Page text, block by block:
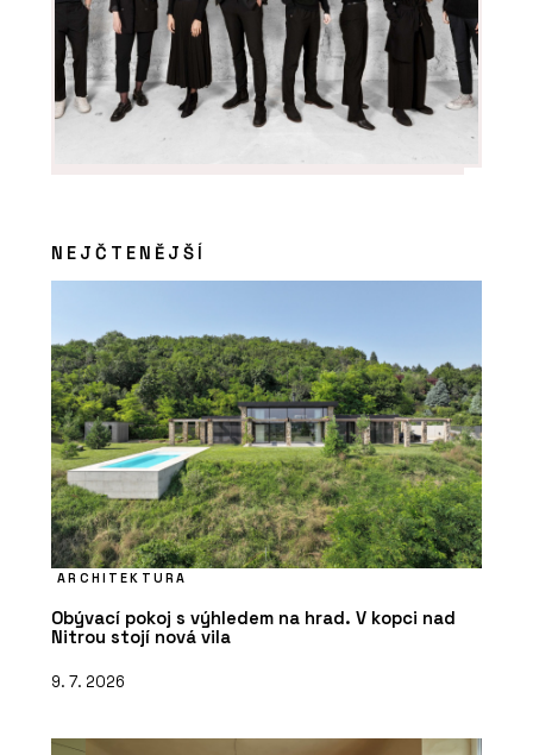
NEJČTENĚJŠÍ
ARCHITEKTURA
Obývací pokoj s výhledem na hrad. V kopci nad
Nitrou stojí nová vila
9. 7. 2026